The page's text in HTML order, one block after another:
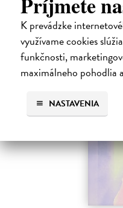
K prevádzke
využívame cookies
funkčnosti,
maximálneho pohodlia
NASTAVENIA
12,30 €
12,95 € ?